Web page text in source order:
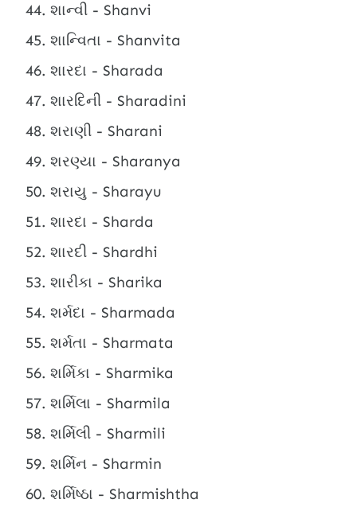
શાન્વી - Shanvi
શાન્વિતા - Shanvita
શારદા - Sharada
શારદિની - Sharadini
શરાણી - Sharani
શરણ્યા - Sharanya
શરાયુ - Sharayu
શારદા - Sharda
શારદી - Shardhi
શારીકા - Sharika
શર્મદા - Sharmada
શર્મતા - Sharmata
શર્મિકા - Sharmika
શર્મિલા - Sharmila
શર્મિલી - Sharmili
શર્મિન - Sharmin
શર્મિષ્ઠા - Sharmishtha